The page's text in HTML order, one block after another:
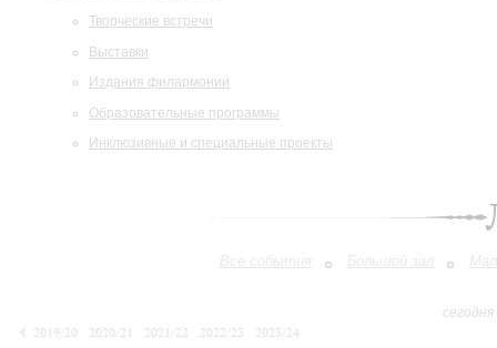
Творческие встречи
Выставки
Издания филармонии
Образовательные программы
Инклюзивные и специальные проекты
Все события Большой зал
2019/20
2020/21 2021/22 2022/23
2023/24